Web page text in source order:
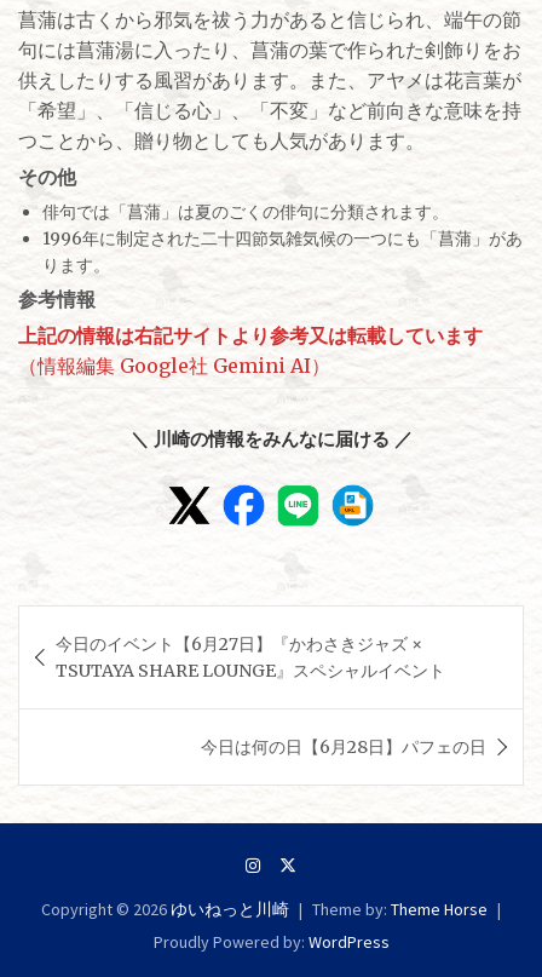
菖蒲は古くから邪気を祓う力があると信じられ、端午の節
句には菖蒲湯に入ったり、菖蒲の葉で作られた剣飾りをお
供えしたりする風習があります。また、アヤメは花言葉が
「希望」、「信じる心」、「不変」など前向きな意味を持
つことから、贈り物としても人気があります。
その他
俳句では「菖蒲」は夏のごくの俳句に分類されます。
1996年に制定された二十四節気雑気候の一つにも「菖蒲」があ
ります。
参考情報
上記の情報は右記サイトより参考又は転載しています
（情報編集 Google社 Gemini AI）
＼ 川崎の情報をみんなに届ける ／
稿
ナ
ゲ
ー
ョ
今日のイベント【6月27日】『かわさきジャズ ×
TSUTAYA SHARE LOUNGE』スペシャルイベント
今日は何の日【6月28日】パフェの日
Copyright © 2026 ゆいねっと川崎 Theme by: Theme Horse
Proudly Powered by: WordPress